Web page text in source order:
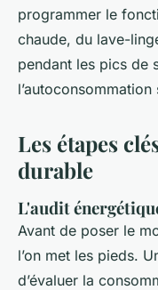
programmer le
chaude, du lave-
pendant les pics de
Les étapes
durable
L'audit
Avant de poser le
l’on met les pieds.
d’évaluer la